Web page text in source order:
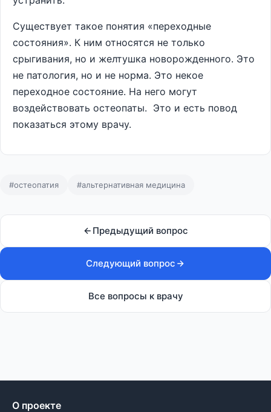
Существует такое понятия «переходные
состояния». К ним относятся не только
срыгивания, но и желтушка новорожденного. Это
не патология, но и не норма. Это некое
переходное состояние. На него могут
воздействовать остеопаты. Это и есть повод
показаться этому врачу.
#остеопатия #альтернативная медицина
Предыдущий вопрос
Следующий вопрос
Все вопросы к врачу
О проекте